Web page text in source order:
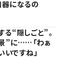
になるの
“隠しごと”。
”に……「わぁ
いですね」